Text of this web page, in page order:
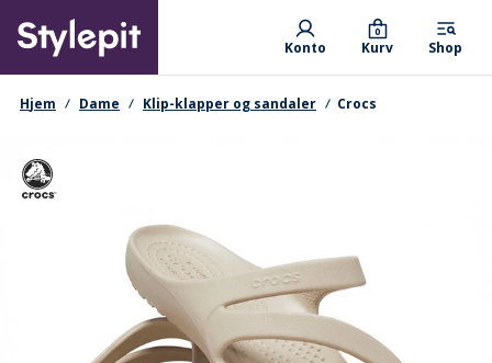
main
content
Primary departments
Konto Kurv
0
Shop
navigationssti
Hjem Dame Klip-klapper og sandaler Crocs